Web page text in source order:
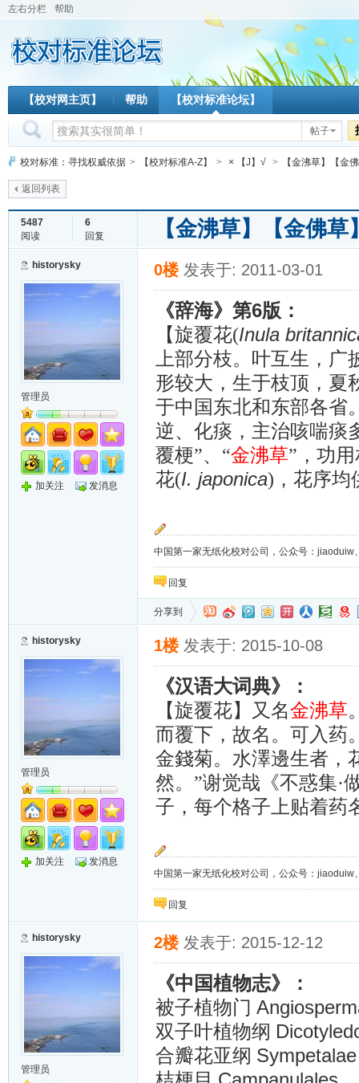
左右分栏 帮助
【校对网主页】 帮助 【校对标准论坛】
帖子
校对标准：寻找权威依据 > 【校对标准A-Z】 > × 【J】√ > 【金沸草】【金
返回列表
5487
阅读
6
回复
【金沸草】【金佛
historysky
管理员
加关注 发消息
0楼 发表于: 2011-03-01
《辞海》第6版：
【旋覆花(Inula
上部分枝。叶互生，
形较大，生于枝顶，夏
于中国东北和东部各省
逆、化痰，主治咳喘痰
覆梗”、“金沸草”，功
花(I. japonica)，花序均
中国第一家无纸化校对公司，公众号：
回复
分享到
historysky
管理员
加关注 发消息
1楼 发表于: 2015-10-08
《汉语大词典》：
【旋覆花】又名金沸草
而覆下，故名。可入药
金錢菊。水澤邊生者，
然。”谢觉哉《不惑集·
子，每个格子上贴着
中国第一家无纸化校对公司，公众号：
回复
historysky
管理员
2楼 发表于: 2015-12-12
《中国植物志》：
被子植物门
双子叶植物纲
合瓣花亚纲 Sympetalae